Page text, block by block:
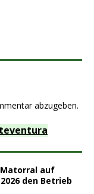
abzugeben.
auf
den Betrieb